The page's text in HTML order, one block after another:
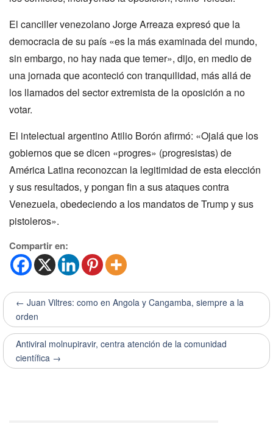
El canciller venezolano Jorge Arreaza expresó que la
democracia de su país «es la más examinada del mundo,
sin embargo, no hay nada que temer», dijo, en medio de
una jornada que aconteció con tranquilidad, más allá de
los llamados del sector extremista de la oposición a no
votar.
El intelectual argentino Atilio Borón afirmó: «Ojalá que los
gobiernos que se dicen «progres» (progresistas) de
América Latina reconozcan la legitimidad de esta elección
y sus resultados, y pongan fin a sus ataques contra
Venezuela, obedeciendo a los mandatos de Trump y sus
pistoleros».
Compartir en:
← Juan Viltres: como en Angola y Cangamba, siempre a la
orden
Antiviral molnupiravir, centra atención de la comunidad
científica →